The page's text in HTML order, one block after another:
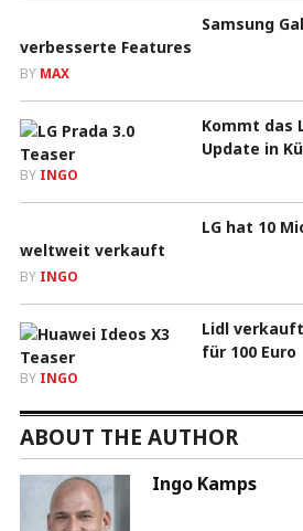
Samsung
verbesserte Features
BY MAX
Kommt das
Update in
BY INGO
LG hat 10
weltweit verkauft
BY INGO
Lidl
für 100 Euro
BY INGO
ABOUT THE AUTHOR
Ingo Kamps